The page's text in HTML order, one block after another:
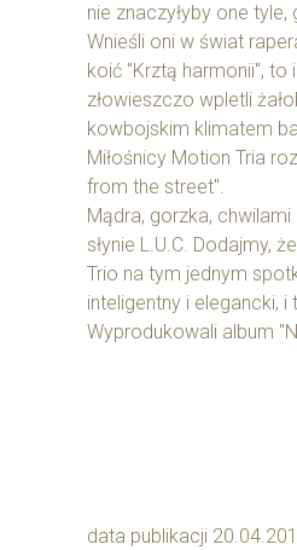
nie znaczyłyby one
Wnieśli oni w świat
koić "Krztą harmonii",
złowieszczo wpletli
kowbojskim klimatem
Miłośnicy Motion Tria
from the street".
Mądra, gorzka,
słynie L.U.C. Dodajmy,
Trio na tym jednym
inteligentny i elegancki,
Wyprodukowali album
data publikacji